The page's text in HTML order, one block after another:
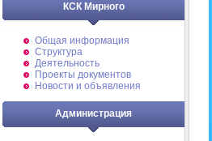
КСК Мирного
Общая информация
Структура
Деятельность
Проекты документов
Новости и объявления
Администрация